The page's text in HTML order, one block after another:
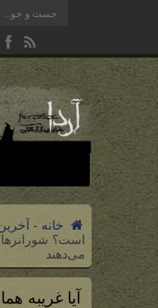
خانه -
است؟
می‌دهند
آیا غریبه